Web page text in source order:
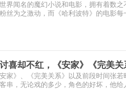
界闻名的魔幻小说和电影，拥有着数
丝为之激动，而《哈利波特》的电影每
喜却不红，《安家》《完美关
家》、《完美关系》以及前段时间张
串，无论戏的多少，角色的好坏，他给